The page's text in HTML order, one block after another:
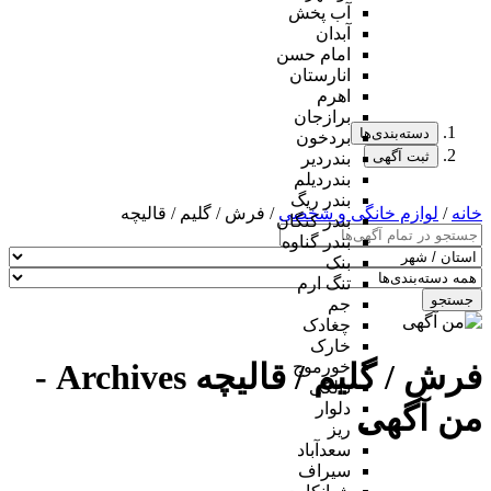
آب پخش
آبدان
امام حسن
انارستان
اهرم
برازجان
بردخون
بندردیر
بندردیلم
بندر ریگ
بندر کنگان
بندر گناوه
بنک
تنگ ارم
جم
چغادک
خارک
خورموج
دالکی
دلوار
ریز
سعدآباد
سیراف
دسته‌بندی‌ها
ثبت آگهی
خانه / لوازم خانگی و شخصی / فرش / گلیم / قالیچه
جستجو
فرش / گلیم / قالیچه Archives -
من آگهی